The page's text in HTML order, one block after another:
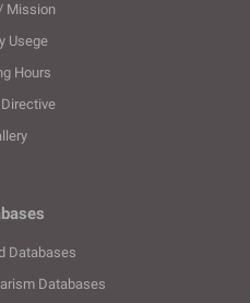
Mission
Usege
Hours
Databases
Databases